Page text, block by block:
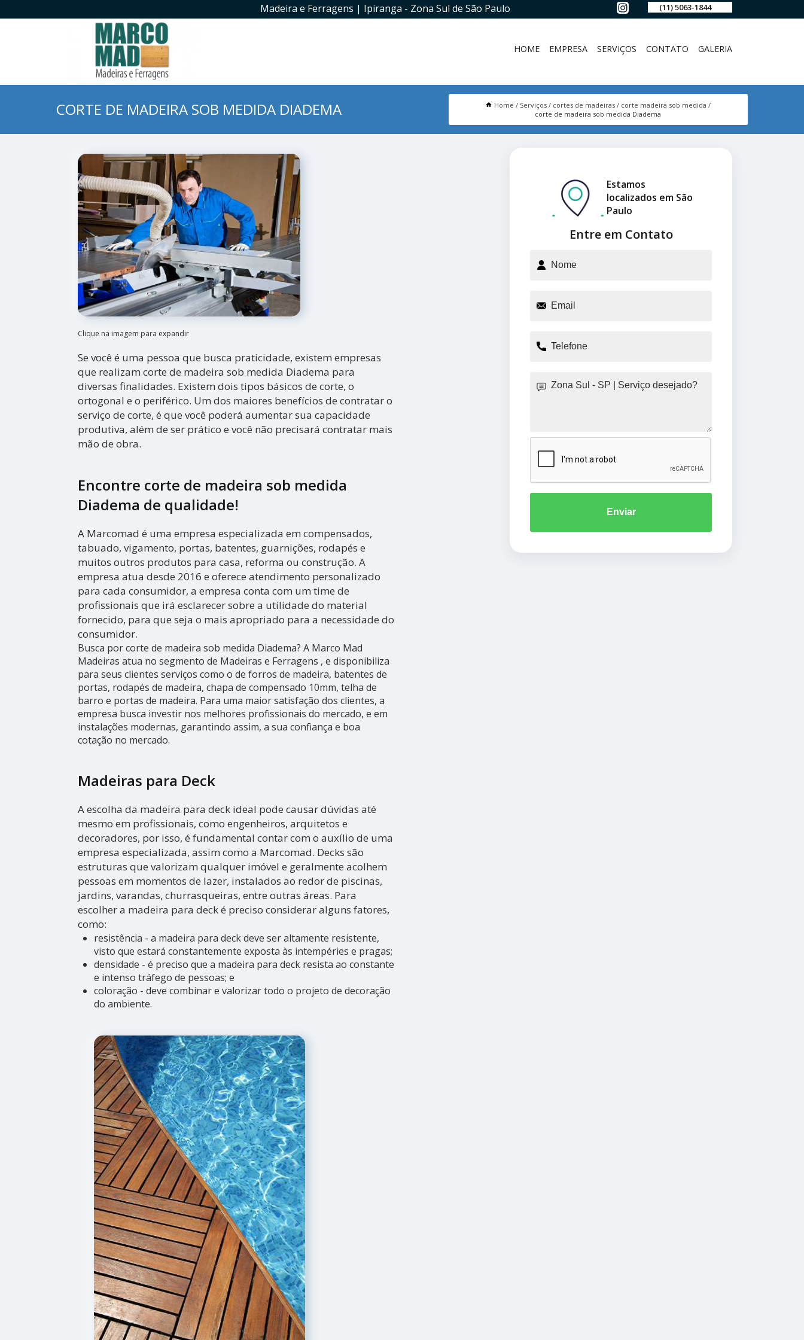
Madeira e Ferragens | Ipiranga - Zona Sul de São Paulo (11) 5063-1844
HOME EMPRESA SERVIÇOS CONTATO GALERIA
CORTE DE MADEIRA SOB MEDIDA DIADEMA Home Serviços cortes de madeiras
corte madeira sob medida
corte de madeira sob medida Diadema
Clique na imagem para expandir
Se você é uma pessoa que busca praticidade, existem empresas
que realizam corte de madeira sob medida Diadema para
diversas finalidades. Existem dois tipos básicos de corte, o
ortogonal e o periférico. Um dos maiores benefícios de contratar o
serviço de corte, é que você poderá aumentar sua capacidade
produtiva, além de ser prático e você não precisará contratar mais
mão de obra.
Encontre corte de madeira sob medida
Diadema de qualidade!
A Marcomad é uma empresa especializada em compensados,
tabuado, vigamento, portas, batentes, guarnições, rodapés e
muitos outros produtos para casa, reforma ou construção. A
empresa atua desde 2016 e oferece atendimento personalizado
para cada consumidor, a empresa conta com um time de
profissionais que irá esclarecer sobre a utilidade do material
fornecido, para que seja o mais apropriado para a necessidade do
consumidor.
Busca por corte de madeira sob medida Diadema? A Marco Mad
Madeiras atua no segmento de Madeiras e Ferragens , e disponibiliza
para seus clientes serviços como o de forros de madeira, batentes de
portas, rodapés de madeira, chapa de compensado 10mm, telha de
barro e portas de madeira. Para uma maior satisfação dos clientes, a
empresa busca investir nos melhores profissionais do mercado, e em
instalações modernas, garantindo assim, a sua confiança e boa
cotação no mercado.
Madeiras para Deck
A escolha da madeira para deck ideal pode causar dúvidas até
mesmo em profissionais, como engenheiros, arquitetos e
decoradores, por isso, é fundamental contar com o auxílio de uma
empresa especializada, assim como a Marcomad. Decks são
estruturas que valorizam qualquer imóvel e geralmente acolhem
pessoas em momentos de lazer, instalados ao redor de piscinas,
jardins, varandas, churrasqueiras, entre outras áreas. Para
escolher a madeira para deck é preciso considerar alguns fatores,
como:
resistência - a madeira para deck deve ser altamente resistente,
visto que estará constantemente exposta às intempéries e pragas;
densidade - é preciso que a madeira para deck resista ao constante
e intenso tráfego de pessoas; e
coloração - deve combinar e valorizar todo o projeto de decoração
do ambiente.
Entre em Contato
Estamos
localizados em São
Paulo
Enviar